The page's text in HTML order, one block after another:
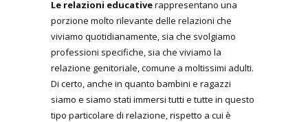
Le relazioni educativerappresentano una
porzione molto rilevante delle relazioni che
viviamo quotidianamente, sia che svolgiamo
professioni specifiche, sia che viviamo la
relazione genitoriale, comune a moltissimi adulti.
Di certo, anche in quanto bambini e ragazzi
siamo e siamo stati immersi tutti e tutte in questo
tipo particolare di relazione, rispetto a cui è